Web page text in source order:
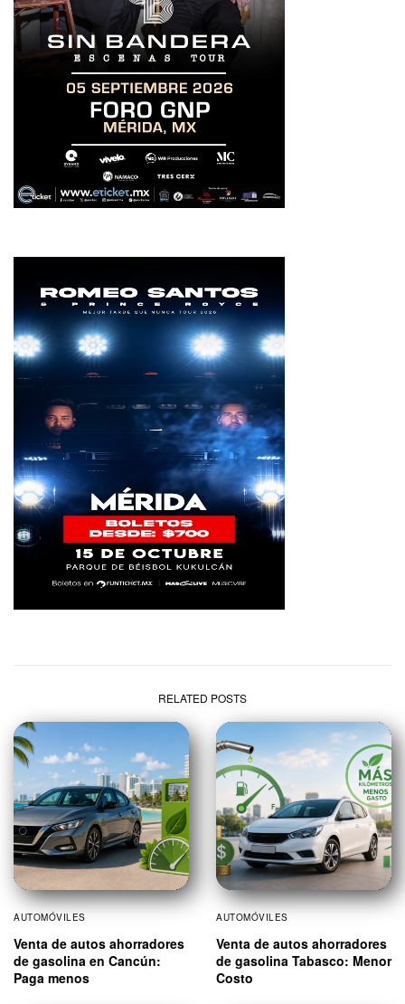
RELATED POSTS
AUTOMÓVILES
Venta de autos ahorradores
de gasolina en Cancún:
Paga menos
AUTOMÓVILES
Venta de autos ahorradores
de gasolina Tabasco: Menor
Costo